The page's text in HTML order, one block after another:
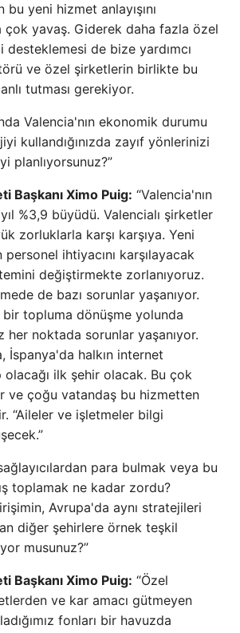
bu yeni hizmet anlayışını
çok yavaş. Giderek daha fazla özel
de bize yardımcı
ve özel şirketlerin birlikte bu
tutması gerekiyor.
Valencia'nın ekonomik durumu
kullandığınızda zayıf yönlerinizi
planlıyorsunuz?”
Başkanı Ximo Puig: “Valencia'nın
%3,9 büyüdü. Valencialı şirketler
zorluklarla karşı karşıya. Yeni
ihtiyacını karşılayacak
değiştirmekte zorlanıyoruz.
de bazı sorunlar yaşanıyor.
topluma dönüşme yolunda
her noktada sorunlar yaşanıyor.
İspanya'da halkın internet
olacağı ilk şehir olacak. Bu çok
ve çoğu vatandaş bu hizmetten
“Aileler ve işletmeler bilgi
para bulmak veya bu
toplamak ne kadar zordu?
Avrupa'da aynı stratejileri
diğer şehirlere örnek teşkil
musunuz?”
Başkanı Ximo Puig: “Özel
ve kar amacı gütmeyen
fonları bir havuzda